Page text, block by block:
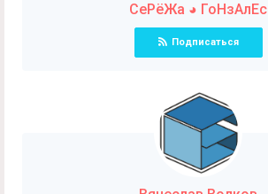
СеРёЖа ◕ ГоНзАлЕс
Подписаться